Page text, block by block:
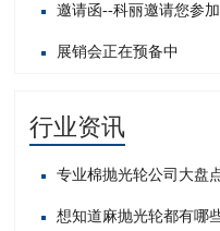
邀请函--科丽邀请您参
展销会正在预备中
行业资讯
专业棉抛光轮公司大盘
想知道麻抛光轮都有哪